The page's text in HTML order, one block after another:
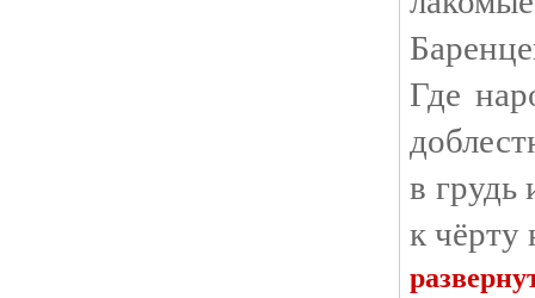
Где
в грудь
к